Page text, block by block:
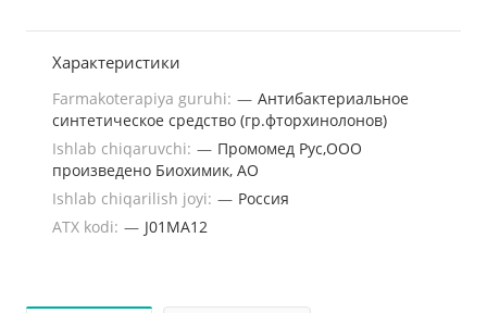
Характеристики
Farmakoterapiya guruhi: — Антибактериальное
синтетическое средство (гр.фторхинолонов)
Ishlab chiqaruvchi: — Промомед Рус,ООО
произведено Биохимик, АО
Ishlab chiqarilish joyi: — Россия
ATX kodi: — J01MA12